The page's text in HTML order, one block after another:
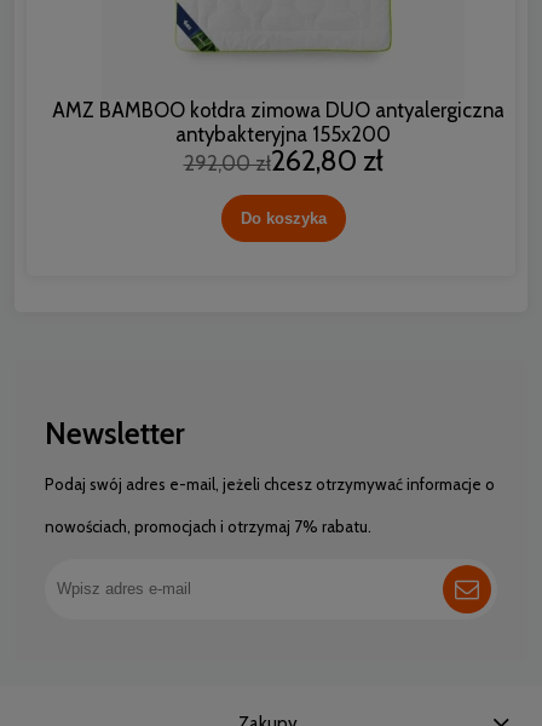
AMZ BAMBOO kołdra zimowa DUO antyalergiczna i
antybakteryjna 155x200
292,00 zł262,80 zł
Do koszyka
Newsletter
Podaj swój adres e-mail, jeżeli chcesz otrzymywać informacje o
nowościach, promocjach i otrzymaj 7% rabatu.